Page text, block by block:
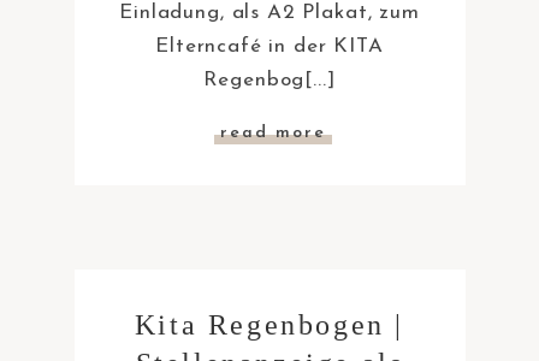
Einladung, als A2 Plakat, zum
Elterncafé in der KITA
Regenbog[...]
read more
Kita Regenbogen |